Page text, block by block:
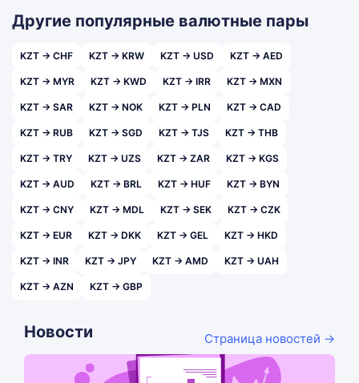
Другие популярные валютные пары
KZT → CHF KZT → KRW KZT → USD KZT → AED
KZT → MYR KZT → KWD KZT → IRR KZT → MXN
KZT → SAR KZT → NOK KZT → PLN KZT → CAD
KZT → RUB KZT → SGD KZT → TJS KZT → THB
KZT → TRY KZT → UZS KZT → ZAR KZT → KGS
KZT → AUD KZT → BRL KZT → HUF KZT → BYN
KZT → CNY KZT → MDL KZT → SEK KZT → CZK
KZT → EUR KZT → DKK KZT → GEL KZT → HKD
KZT → INR KZT → JPY KZT → AMD KZT → UAH
KZT → AZN KZT → GBP
Новости Страница новостей →